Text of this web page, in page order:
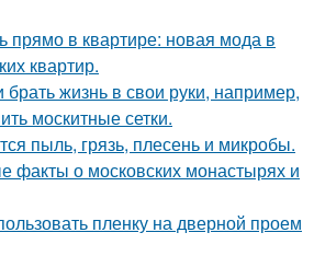
прямо в квартире: новая мода в
квартир.
брать жизнь в свои руки, например,
москитные сетки.
пыль, грязь, плесень и микробы.
факты о московских монастырях и
пленку на дверной проем